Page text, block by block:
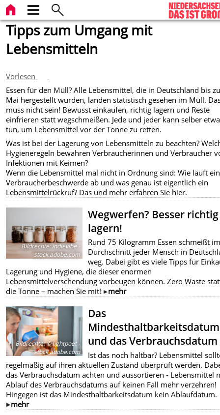
Tipps zum Umgang mit
Lebensmitteln
Vorlesen
Essen für den Müll? Alle Lebensmittel, die in Deutschland bis
Mai hergestellt wurden, landen statistisch gesehen im Müll.
muss nicht sein! Bewusst einkaufen, richtig lagern und Reste
einfrieren statt wegschmeißen. Jede und jeder kann selber
tun, um Lebensmittel vor der Tonne zu retten.
Was ist bei der Lagerung von Lebensmitteln zu beachten?
Hygieneregeln bewahren Verbraucherinnen und Verbraucher
Infektionen mit Keimen?
Wenn die Lebensmittel mal nicht in Ordnung sind: Wie läuft
Verbraucherbeschwerde ab und was genau ist eigentlich ein
Lebensmittelrückruf? Das und mehr erfahren Sie hier.
Bildrechte:indievibe -
stock.adobe.com
Wegwerfen? Besser richtig
lagern!
Rund 75 Kilogramm Essen schmeißt
Durchschnitt jeder Mensch in
weg. Dabei gibt es viele Tipps für
Lagerung und Hygiene, die dieser enormen
Lebensmittelverschendung vorbeugen können. Zero Waste
die Tonne – machen Sie mit!
mehr
Bildrechte:© lightpoet -
stock.adobe.com
Das
Mindesthaltbarkeitsdatum
und das Verbrauchsdatum
Ist das noch haltbar? Lebensmittel
regelmäßig auf ihren aktuellen Zustand überprüft werden.
das Verbrauchsdatum achten und aussortieren - Lebensmittel
Ablauf des Verbrauchsdatums auf keinen Fall mehr verzehren!
Hingegen ist das Mindesthaltbarkeitsdatum kein Ablaufdatum.
mehr